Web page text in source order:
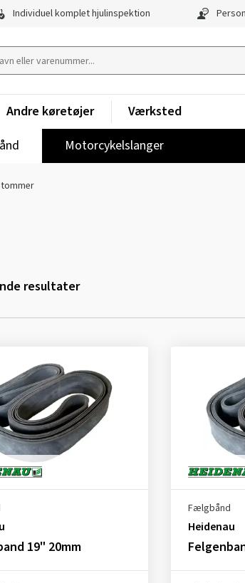
Individuel komplet hjulinspektion
Motorcykelslanger
Andre køretøjer Værksted
resultater
19" 20mm
Fælgbånd
Heidenau